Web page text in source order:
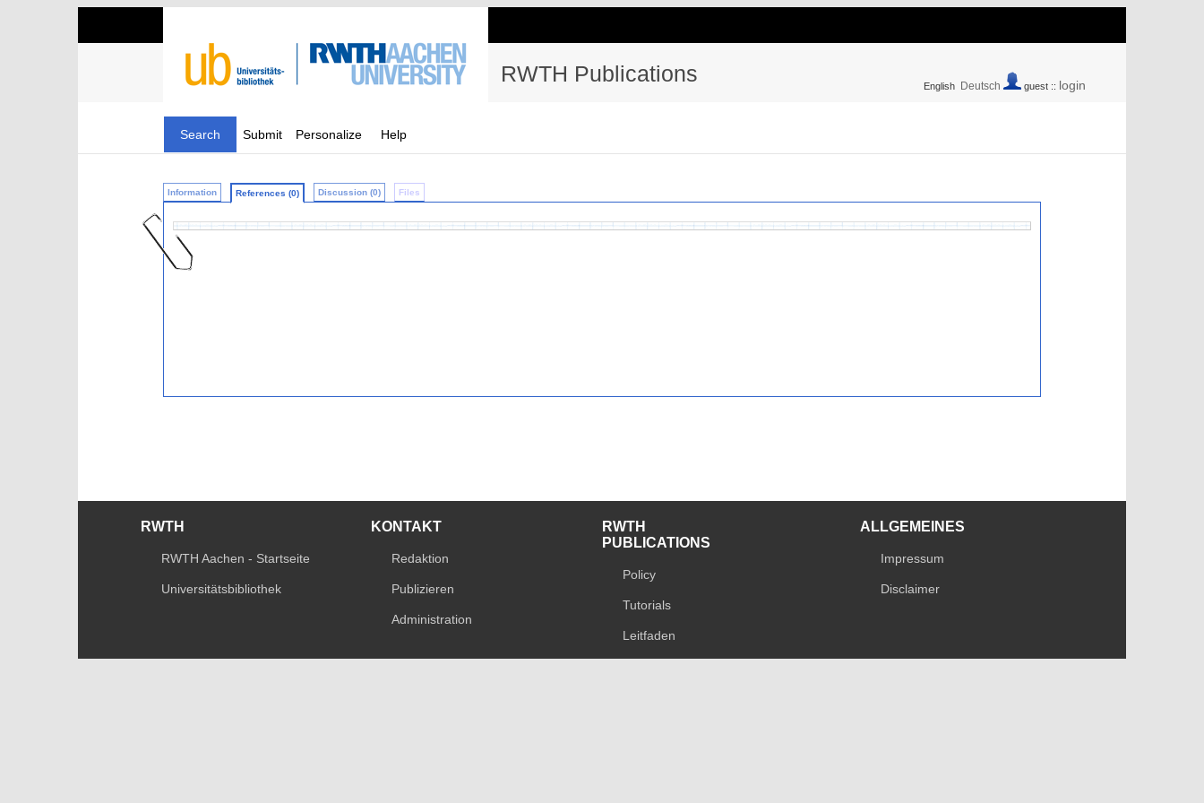
RWTH Publications English Deutsch guest :: login
Search Submit Personalize Help
Information References (0) Discussion (0) Files
RWTH
RWTH Aachen - Startseite
Universitätsbibliothek
KONTAKT
Redaktion
Publizieren
Administration
RWTH
PUBLICATIONS
Policy
Tutorials
Leitfaden
ALLGEMEINES
Impressum
Disclaimer